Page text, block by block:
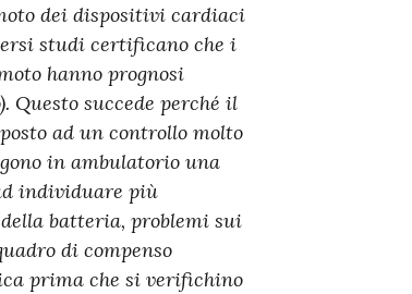
dei dispositivi cardiaci
studi certificano che i
hanno prognosi
succede perché il
ad un controllo molto
in ambulatorio una
individuare più
batteria, problemi sui
di compenso
prima che si verifichino